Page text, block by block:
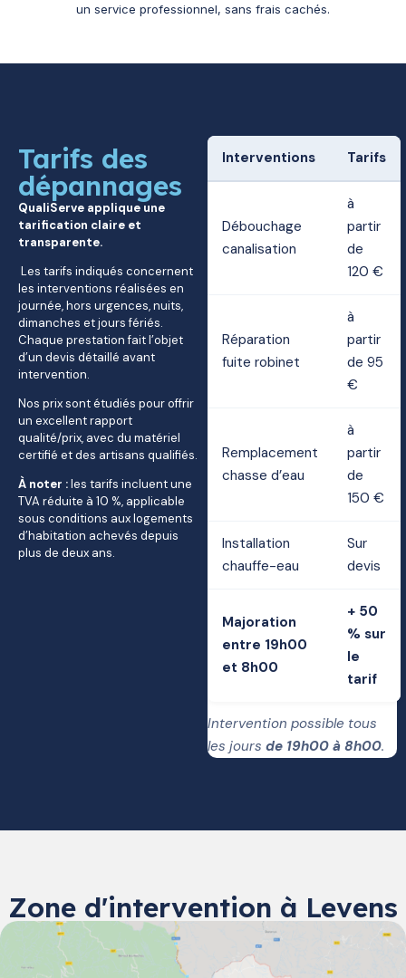
un service professionnel, sans frais cachés.
Tarifs des
dépannages
QualiServe applique une
tarification claire et
transparente.
Les tarifs indiqués concernent
les interventions réalisées en
journée, hors urgences, nuits,
dimanches et jours fériés.
Chaque prestation fait l’objet
d’un devis détaillé avant
intervention.
Nos prix sont étudiés pour offrir
un excellent rapport
qualité/prix, avec du matériel
certifié et des artisans qualifiés.
À noter :les tarifs incluent une
TVA réduite à 10 %, applicable
sous conditions aux logements
d’habitation achevés depuis
plus de deux ans.
Interventions Tarifs
Débouchage
canalisation
à
partir
de
120 €
Réparation
fuite robinet
à
partir
de 95
€
Remplacement
chasse d’eau
à
partir
de
150 €
Installation
chauffe-eau
Sur
devis
Majoration
entre 19h00
et 8h00
+ 50
% sur
le
tarif
Intervention possible tous
les joursde 19h00 à 8h00.
Zone d'intervention à Levens